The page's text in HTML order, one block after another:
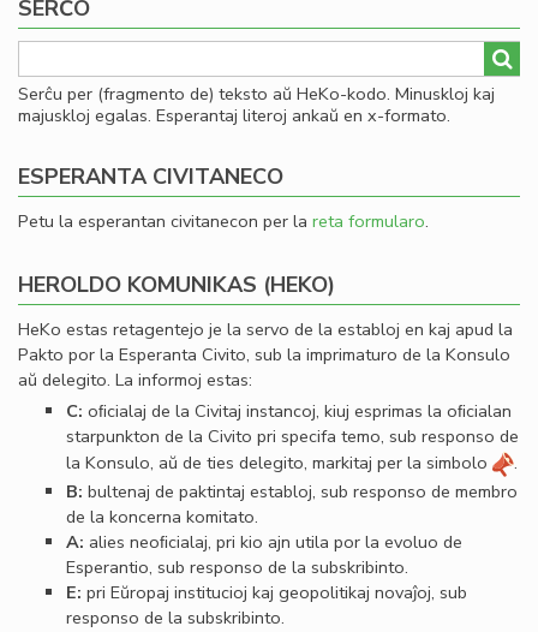
SERĈO
Serĉu per (fragmento de) teksto aŭ HeKo-kodo. Minuskloj kaj
majuskloj egalas. Esperantaj literoj ankaŭ en x-formato.
ESPERANTA CIVITANECO
Petu la esperantan civitanecon per la reta formularo.
HEROLDO KOMUNIKAS (HEKO)
HeKo estas retagentejo je la servo de la establoj en kaj apud la
Pakto por la Esperanta Civito, sub la imprimaturo de la Konsulo
aŭ delegito. La informoj estas:
C: oﬁcialaj de la Civitaj instancoj, kiuj esprimas la oﬁcialan
starpunkton de la Civito pri specifa temo, sub responso de
la Konsulo, aŭ de ties delegito, markitaj per la simbolo
.
B: bultenaj de paktintaj establoj, sub responso de membro
de la koncerna komitato.
A: alies neoﬁcialaj, pri kio ajn utila por la evoluo de
Esperantio, sub responso de la subskribinto.
E: pri Eŭropaj institucioj kaj geopolitikaj novaĵoj, sub
responso de la subskribinto.